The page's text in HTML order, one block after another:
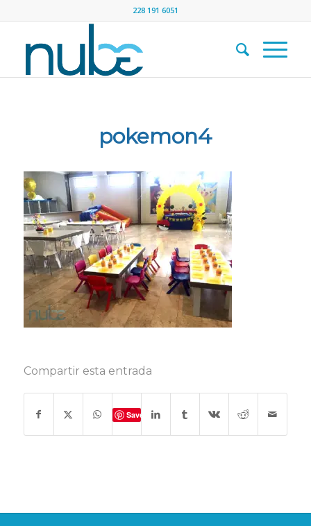
228 191 6051
pokemon4
Compartir esta entrada
Save